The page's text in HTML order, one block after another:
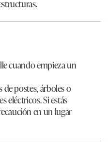
cuando empieza un
postes, árboles o
eléctricos. Si estás
en un lugar